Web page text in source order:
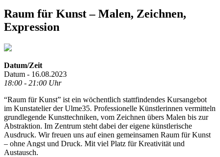
Raum für Kunst – Malen, Zeichnen,
Expression
Datum/Zeit
Datum - 16.08.2023
18:00 - 21:00 Uhr
“Raum für Kunst” ist ein wöchentlich stattfindendes Kursangebot
im Kunstatelier der Ulme35. Professionelle Künstlerinnen vermitteln
grundlegende Kunsttechniken, vom Zeichnen übers Malen bis zur
Abstraktion. Im Zentrum steht dabei der eigene künstlerische
Ausdruck. Wir freuen uns auf einen gemeinsamen Raum für Kunst
– ohne Angst und Druck. Mit viel Platz für Kreativität und
Austausch.